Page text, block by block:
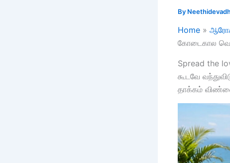
By
Home
கோடைகால
Spread the
கூடவே
தாக்கம்